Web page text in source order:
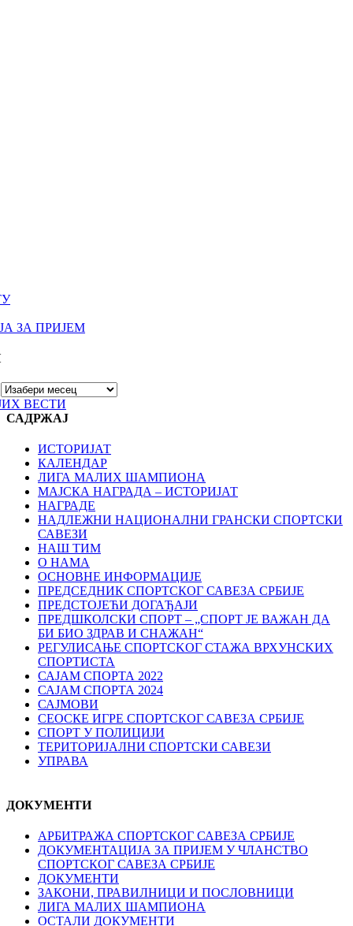
ЗА ПРИЈЕМ
ВЕСТИ
САДРЖАЈ
ИСТОРИЈАТ
КАЛЕНДАР
ЛИГА МАЛИХ ШАМПИОНА
МАЈСКА НАГРАДА – ИСТОРИЈАТ
НАГРАДЕ
НАДЛЕЖНИ НАЦИОНАЛНИ ГРАНСКИ СПОРТСКИ
САВЕЗИ
НАШ ТИМ
О НАМА
ОСНОВНЕ ИНФОРМАЦИЈЕ
ПРЕДСЕДНИК СПОРТСКОГ САВЕЗА СРБИЈЕ
ПРЕДСТОЈЕЋИ ДОГАЂАЈИ
ПРЕДШКОЛСКИ СПОРТ – „СПОРТ ЈЕ ВАЖАН ДА
БИ БИО ЗДРАВ И СНАЖАН“
РЕГУЛИСАЊЕ СПОРТСKОГ СТАЖА ВРХУНСKИХ
СПОРТИСТА
САЈАМ СПОРТА 2022
САЈАМ СПОРТА 2024
САЈМОВИ
СЕОСКЕ ИГРЕ СПОРТСКОГ САВЕЗА СРБИЈЕ
СПОРТ У ПОЛИЦИЈИ
ТЕРИТОРИЈАЛНИ СПОРТСКИ САВЕЗИ
УПРАВА
ДОКУМЕНТИ
АРБИТРАЖА СПОРТСКОГ САВЕЗА СРБИЈЕ
ДОКУМЕНТАЦИЈА ЗА ПРИЈЕМ У ЧЛАНСТВО
СПОРТСКОГ САВЕЗА СРБИЈЕ
ДОКУМЕНТИ
ЗАКОНИ, ПРАВИЛНИЦИ И ПОСЛОВНИЦИ
ЛИГА МАЛИХ ШАМПИОНА
ОСТАЛИ ДОКУМЕНТИ